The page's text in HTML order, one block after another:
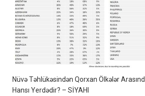
Nüvə Təhlükəsindən Qorxan Ölkələr
Hansı Yerdədir? – SİYAHI